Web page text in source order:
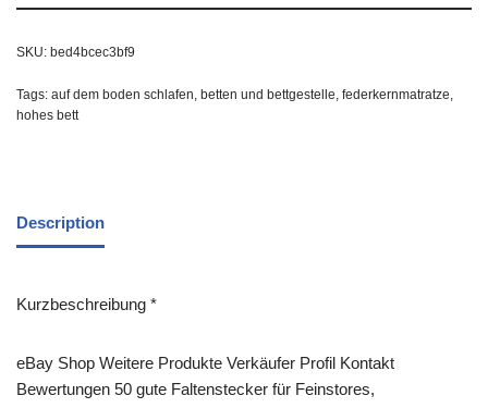
SKU: bed4bcec3bf9
Tags: auf dem boden schlafen betten und bettgestelle federkernmatratze
hohes bett
Description
Kurzbeschreibung *
eBay Shop Weitere Produkte Verkäufer Profil Kontakt
Bewertungen 50 gute Faltenstecker für Feinstores,